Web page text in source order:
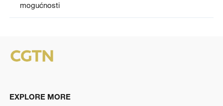
mogućnosti
EXPLORE MORE